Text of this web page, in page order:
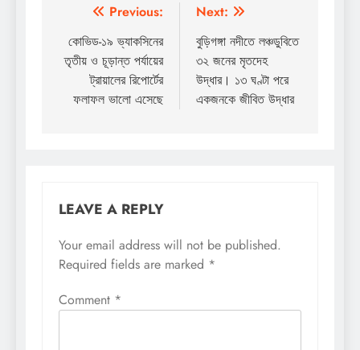
Post
navigation
Previous:
কোভিড-১৯ ভ্যাকসিনের
তৃতীয় ও চূড়ান্ত পর্যায়ের
ট্রায়ালের রিপোর্টের
ফলাফল ভালো এসেছে
Next:
বুড়িগঙ্গা নদীতে লঞ্চডুবিতে
৩২ জনের মৃতদেহ
উদ্ধার। ১৩ ঘণ্টা পরে
একজনকে জীবিত উদ্ধার
LEAVE A REPLY
Your email address will not be published.
Required fields are marked *
Comment *